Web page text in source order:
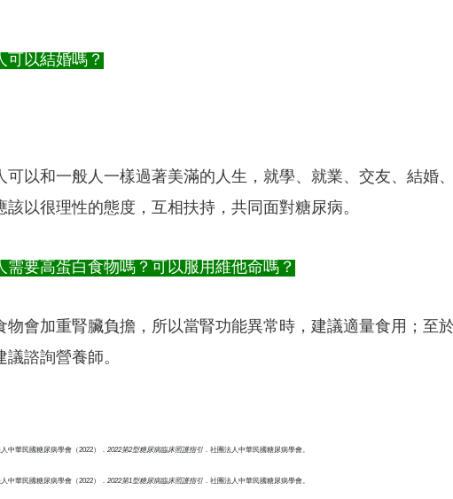
可以結婚嗎？
可以和一般人一樣過著美滿的人生，就學、就業、交友、結婚
該以很理性的態度，互相扶持，共同面對糖尿病。
需要高蛋白食物嗎？可以服用維他命嗎？
物會加重腎臟負擔，所以當腎功能異常時，建議適量食用；至
議諮詢營養師。
中華民國糖尿病學會（2022）． 2022第2型糖尿病臨床照護指引．社團法人中華民國糖尿病學會。
中華民國糖尿病學會（2022）． 2022第1型糖尿病臨床照護指引．社團法人中華民國糖尿病學會。